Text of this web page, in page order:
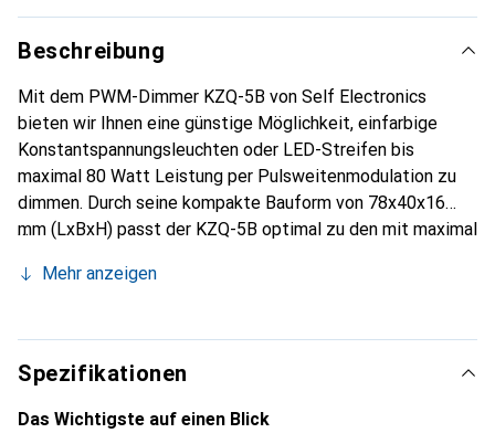
Beschreibung
Mit dem PWM-Dimmer KZQ-5B von Self Electronics
bieten wir Ihnen eine günstige Möglichkeit, einfarbige
Konstantspannungsleuchten oder LED-Streifen bis
maximal 80 Watt Leistung per Pulsweitenmodulation zu
dimmen. Durch seine kompakte Bauform von 78x40x16
mm (LxBxH) passt der KZQ-5B optimal zu den mit maximal
75 Watt. Diese sind besonders gut geeignet für
Schränken.
Mehr anzeigen
Spezifikationen
Das Wichtigste auf einen Blick